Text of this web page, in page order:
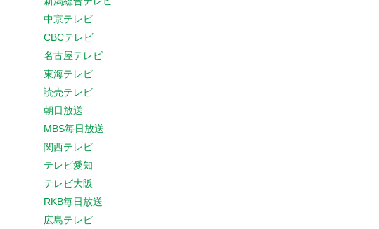
中京テレビ
CBCテレビ
名古屋テレビ
東海テレビ
読売テレビ
朝日放送
MBS毎日放送
関西テレビ
テレビ愛知
テレビ大阪
RKB毎日放送
広島テレビ